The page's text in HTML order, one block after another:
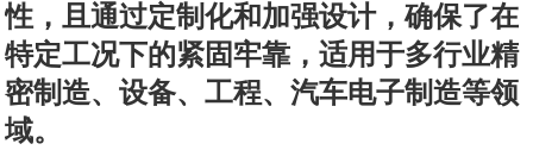
性，且通过定制化和加强设计，确保了在
特定工况下的紧固牢靠，适用于多行业精
密制造、设备、工程、汽车电子制造等领
域。